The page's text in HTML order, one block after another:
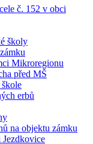
č. 152 v obci
školy
Mikroregionu
před MŠ
erbů
na objektu zámku
Jezdkovice